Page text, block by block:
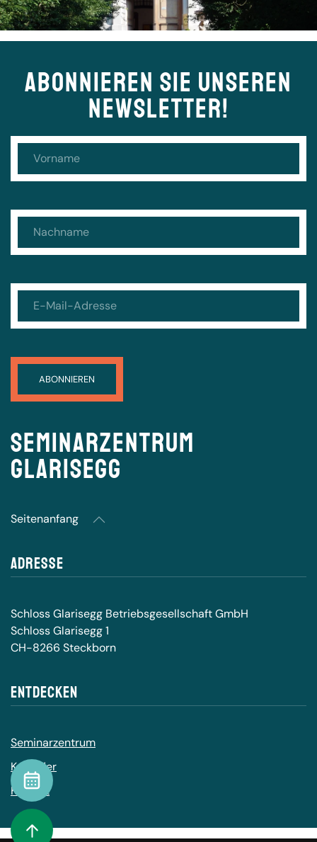
To Top
Kalender
ABONNIEREN SIE UNSEREN
NEWSLETTER!
Seminarzentrum
Glarisegg
Seitenanfang
Adresse
Schloss Glarisegg Betriebsgesellschaft GmbH
Schloss Glarisegg 1
CH-8266 Steckborn
Entdecken
Seminarzentrum
Kalender
Kontakt